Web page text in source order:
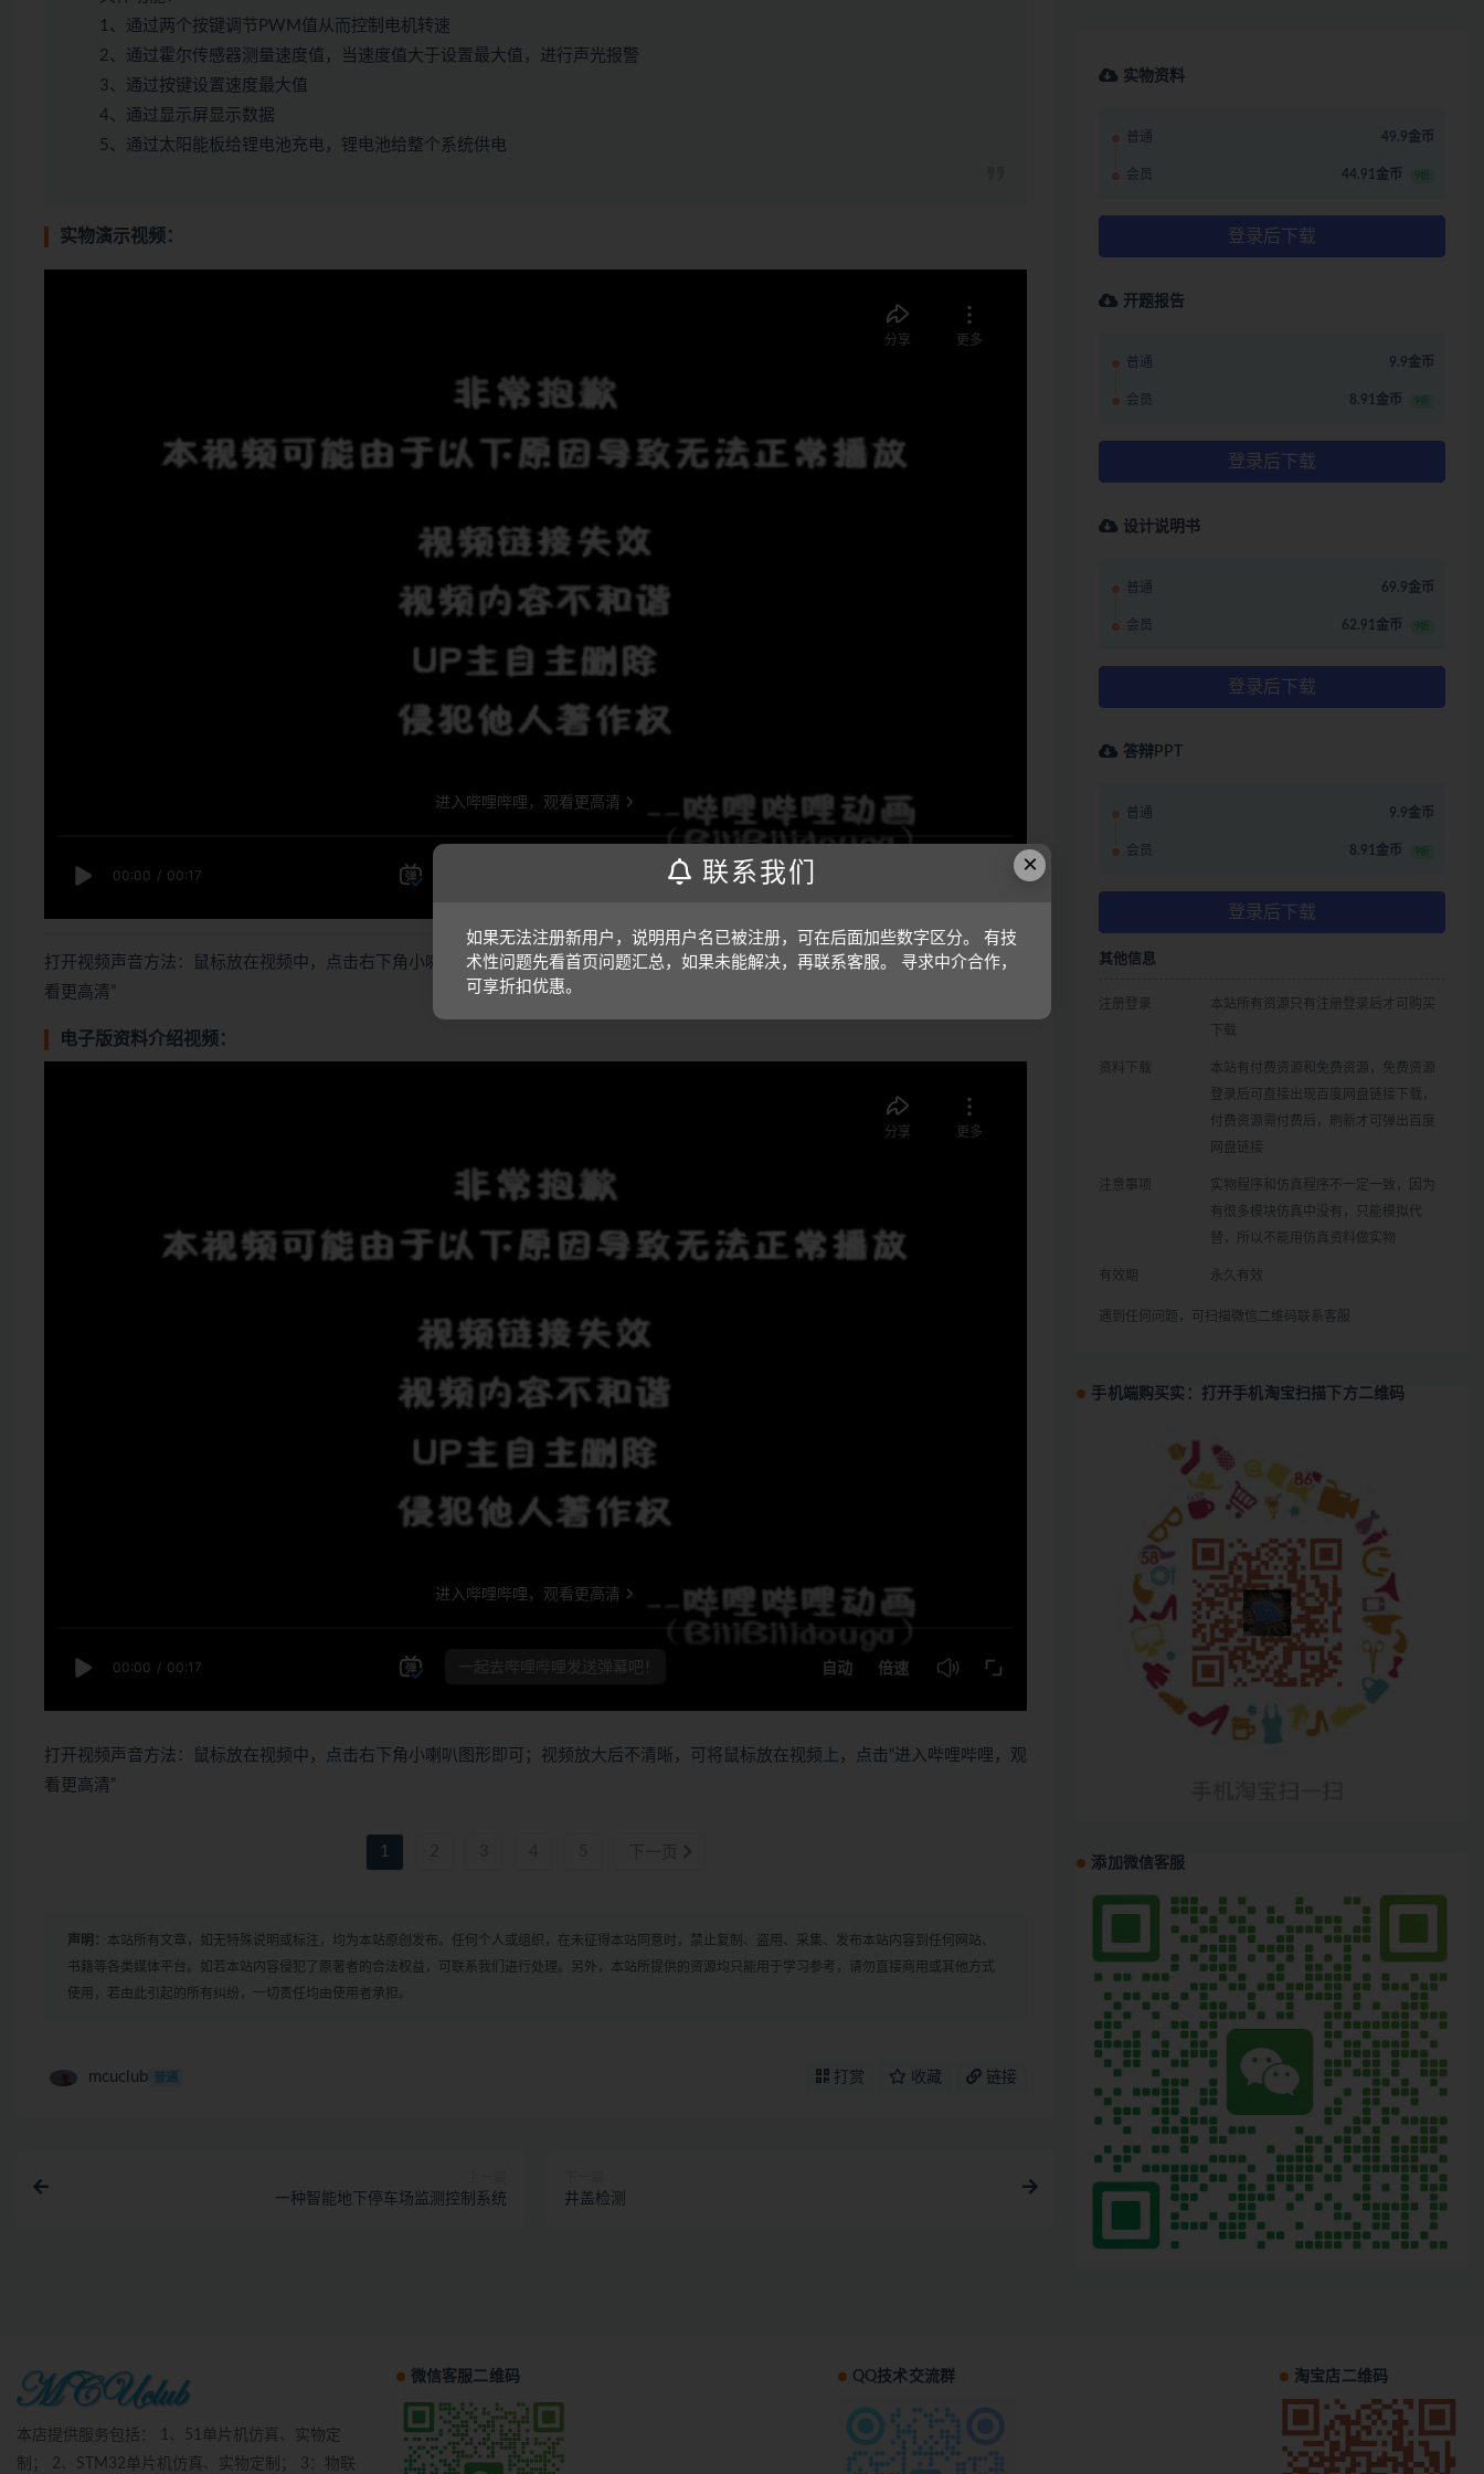
1、通过两个按键调节PWM值从而控制电机转速
2、通过霍尔传感器测量速度值，当速度值大于设置最大值，进行声光报警
3、通过按键设置速度最大值
4、通过显示屏显示数据
5、通过太阳能板给锂电池充电，锂电池给整个系统供电
实物演示视频：
打开视频声音方法：鼠标放在视频中，点击右下角小喇叭图形即可；视频放大后不清晰，可将鼠标放在视频上，点击“进入哔哩哔哩，观
看更高清”
电子版资料介绍视频：
打开视频声音方法：鼠标放在视频中，点击右下角小喇叭图形即可；视频放大后不清晰，可将鼠标放在视频上，点击“进入哔哩哔哩，观
看更高清”
1
声明： 本站所有文章，如无特殊说明或标注，均为本站原创发布。任何个人或组织，在未征得本站同意时，禁止复制、盗用、采集、发布本站内容到任何网站、
书籍等各类媒体平台。如若本站内容侵犯了原著者的合法权益，可联系我们进行处理。另外，本站所提供的资源均只能用于学习参考，请勿直接商用或其他方式
使用，若由此引起的所有纠纷，一切责任均由使用者承担。
mcuclub 普通 打赏 收藏 链接
一种智能地下停车场监测控制系统 井盖检测
实物资料
普通 49.9金币
会员 44.91金币 9折
登录后下载
开题报告
普通 9.9金币
会员 8.91金币 9折
登录后下载
设计说明书
普通 69.9金币
会员 62.91金币 9折
登录后下载
答辩PPT
普通 9.9金币
会员 8.91金币 9折
登录后下载
其他信息
注册登录
本站所有资源只有注册登录后才可购买
下载
资料下载
本站有付费资源和免费资源，免费资源
登录后可直接出现百度网盘链接下载，
付费资源需付费后，刷新才可弹出百度
网盘链接
注意事项
实物程序和仿真程序不一定一致，因为
有很多模块仿真中没有，只能模拟代
替，所以不能用仿真资料做实物
有效期 永久有效
遇到任何问题，可扫描微信二维码联系客服
手机端购买实：打开手机淘宝扫描下方二维码
添加微信客服
本店提供服务包括： 1、51单片机仿真、实物定
制； 2、STM32单片机仿真、实物定制； 3：物联
微信客服二维码 QQ技术交流群 淘宝店二维码
×
联系我们
如果无法注册新用户，说明用户名已被注册，可在后面加些数字区分。 有技
术性问题先看首页问题汇总，如果未能解决，再联系客服。 寻求中介合作，
可享折扣优惠。